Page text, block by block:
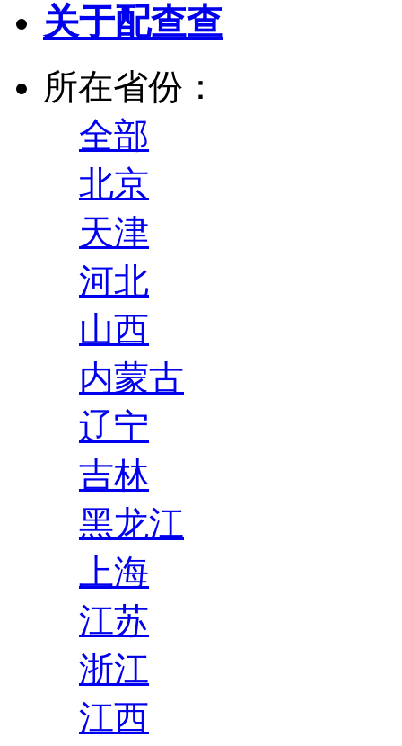
关于配查查
所在省份：
全部
北京
天津
河北
山西
内蒙古
辽宁
吉林
黑龙江
上海
江苏
浙江
江西